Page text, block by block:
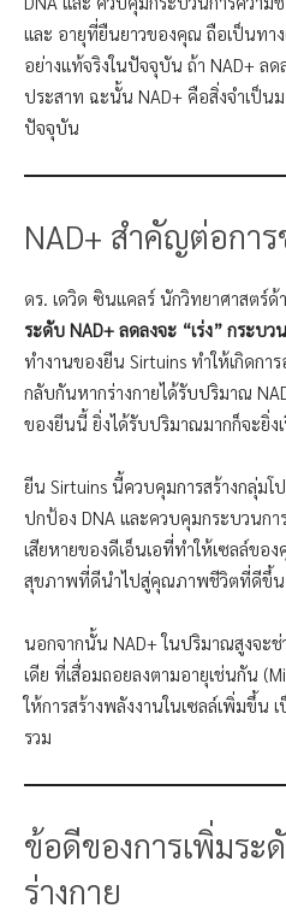
และ อายุที่ยืนยาวของคุณ ถือเป็นทา
อย่างแท้จริงในปัจจุบัน ถ้า NAD+ ล
ประสาท ฉะนั้น NAD+ คือสิ่งจำเป็น
ปัจจุบัน
NAD+ สำคัญต่อการ
ดร. เดวิด ซินแคลร์ นักวิทยาศาสตร์ด้
ระดับ NAD+ ลดลงจะ “เร่ง” กระบว
ทำงานของยีน Sirtuins ทำให้เกิดกา
กลับกันหากร่างกายได้รับปริมาณ
ของยีนนี้ ยิ่งได้รับปริมาณมากก็จะยิ่ง
ยีน Sirtuins นี้ควบคุมการสร้างกลุ่มโ
ปกป้อง DNA และควบคุมกระบวนกา
เสียหายของดีเอ็นเอที่ทำให้เซลล์ขอ
สุขภาพที่ดีนำไปสู่คุณภาพชีวิตที่ดีขึ้น
นอกจากนั้น NAD+ ในปริมาณสูงจะ
เดีย ที่เสื่อมถอยลงตามอายุเช่นกัน
ให้การสร้างพลังงานในเซลล์เพิ่มขึ้น
รวม
ข้อดีของการเพิ่มระ
ร่างกาย